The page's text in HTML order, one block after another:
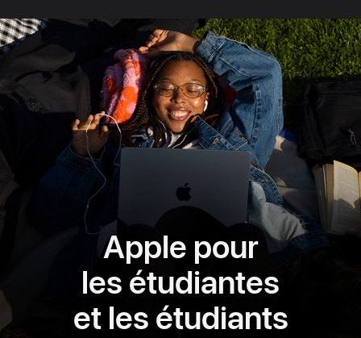
Apple pour
les étudiantes
et les étudiants